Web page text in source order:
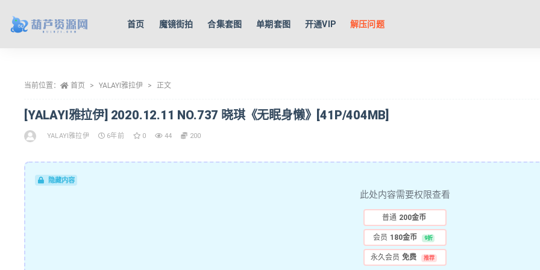
首页 魔镜街拍 合集套图 单期套图 开通VIP 解压问题
当前位置： 首页 YALAYI雅拉伊 正文
[YALAYI雅拉伊] 2020.12.11 NO.737 晓琪《无眠身懒》[41P/404MB]
YALAYI雅拉伊 6年前 0 44 200
隐藏内容
此处内容需要权限查看
普通 200金币
会员 180金币 9折
永久会员 免费 推荐
全部